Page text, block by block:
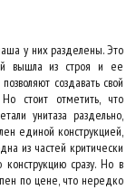
у них разделены. Это
вышла из строя и ее
создавать свой
стоит отметить, что
унитаза раздельно,
единой конструкцией,
из частей критически
сразу. Но в
по цене, что нередко